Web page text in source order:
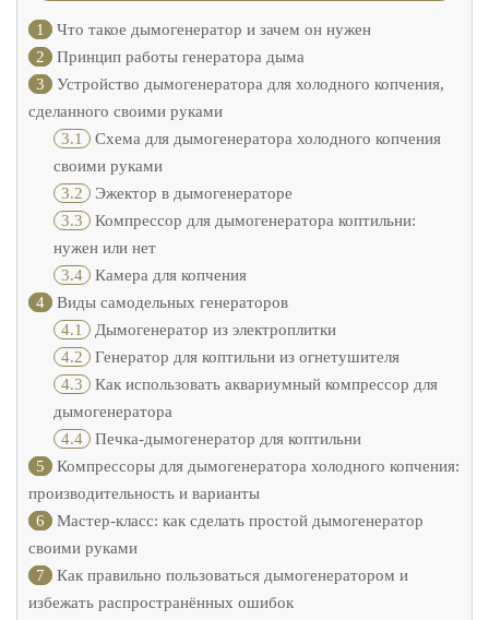
1
Что такое дымогенератор и зачем он нужен
2
Принцип работы генератора дыма
3
Устройство дымогенератора для холодного копчения,
сделанного своими руками
3.1 Схема для дымогенератора холодного копчения
своими руками
3.2 Эжектор в дымогенераторе
3.3 Компрессор для дымогенератора коптильни:
нужен или нет
3.4 Камера для копчения
4
Виды самодельных генераторов
4.1 Дымогенератор из электроплитки
4.2 Генератор для коптильни из огнетушителя
4.3 Как использовать аквариумный компрессор для
дымогенератора
4.4 Печка-дымогенератор для коптильни
5
Компрессоры для дымогенератора холодного копчения:
производительность и варианты
6
Мастер-класс: как сделать простой дымогенератор
своими руками
7
Как правильно пользоваться дымогенератором и
избежать распространённых ошибок